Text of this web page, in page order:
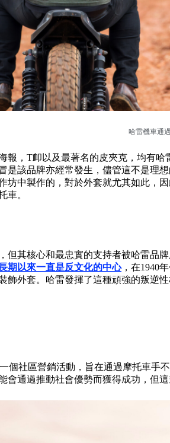
哈雷機車通
報，T卹以及最著名的皮夾克，均有
是該品牌亦經常發生，儘管這不是理
中製作的，對於外套就尤其如此，
車。
但其核心和最忠實的支持者被哈雷品
期以來一直是反文化的中心，在1940
飾外套。哈雷發揮了這種頑強的叛逆
個社區營銷活動，旨在通過摩托車
會通過推動社會優勢而獲得成功，但